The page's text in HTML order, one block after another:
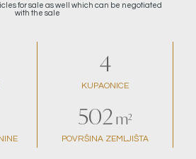
for sale as well which can be negotiated
with the sale
4
KUPAONICE
502 m²
POVRŠINA ZEMLJIŠTA